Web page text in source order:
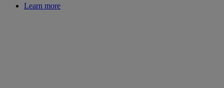
Learn more